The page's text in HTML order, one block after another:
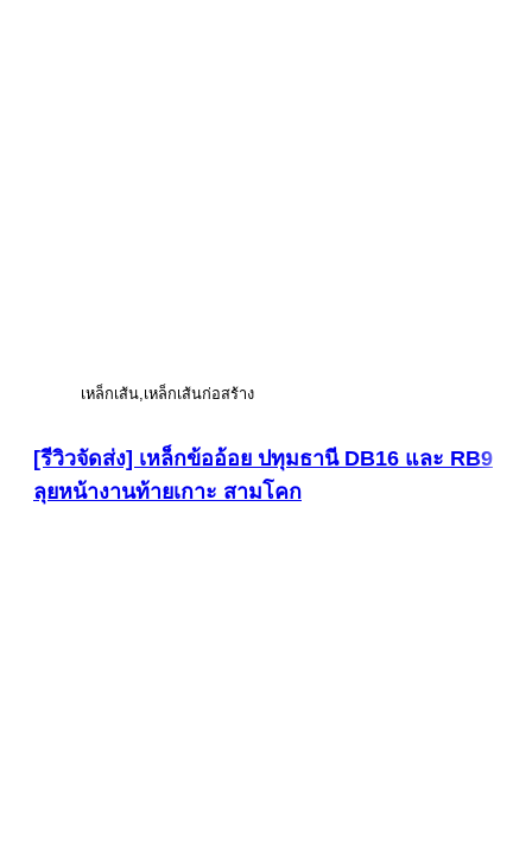
เหล็กเส้น เหล็กเส้นก่อสร้าง
[รีวิวจัดส่ง] เหล็กข้ออ้อย ปทุมธานี DB16 และ RB9
ลุยหน้างานท้ายเกาะ สามโคก